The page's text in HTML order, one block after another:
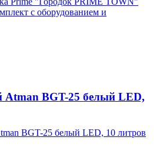
Atman BGT-25 белый LED,